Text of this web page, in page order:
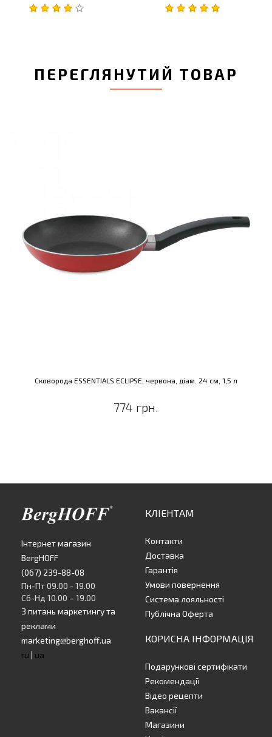
ПЕРЕГЛЯНУТИЙ ТОВАР
Сковорода ESSENTIALS ECLIPSE, червона, діам. 24 см, 1,5 л
774 грн.
Інтернет магазин
BergHOFF
(067) 239-88-08
Пн-Пт 09.00 - 19.00
Сб-Нд 10.00 – 19.00
З питань маркетингу та
реклами
marketing@berghoff.ua
ru | ua
КЛІЕНТАМ
Контакти
Доставка
Гарантія
Умови повернення
Система лояльності
Публічна Оферта
КОРИСНА ІНФОРМАЦІЯ
Подарункові сертифікати
Рекомендації
Відео рецепти
Вакансії
Магазини